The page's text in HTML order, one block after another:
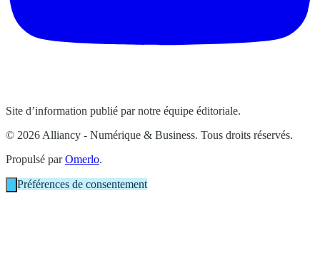
Site d’information publié par notre équipe éditoriale.
© 2026 Alliancy - Numérique & Business. Tous droits réservés.
Propulsé parOmerlo.
Préférences de consentement